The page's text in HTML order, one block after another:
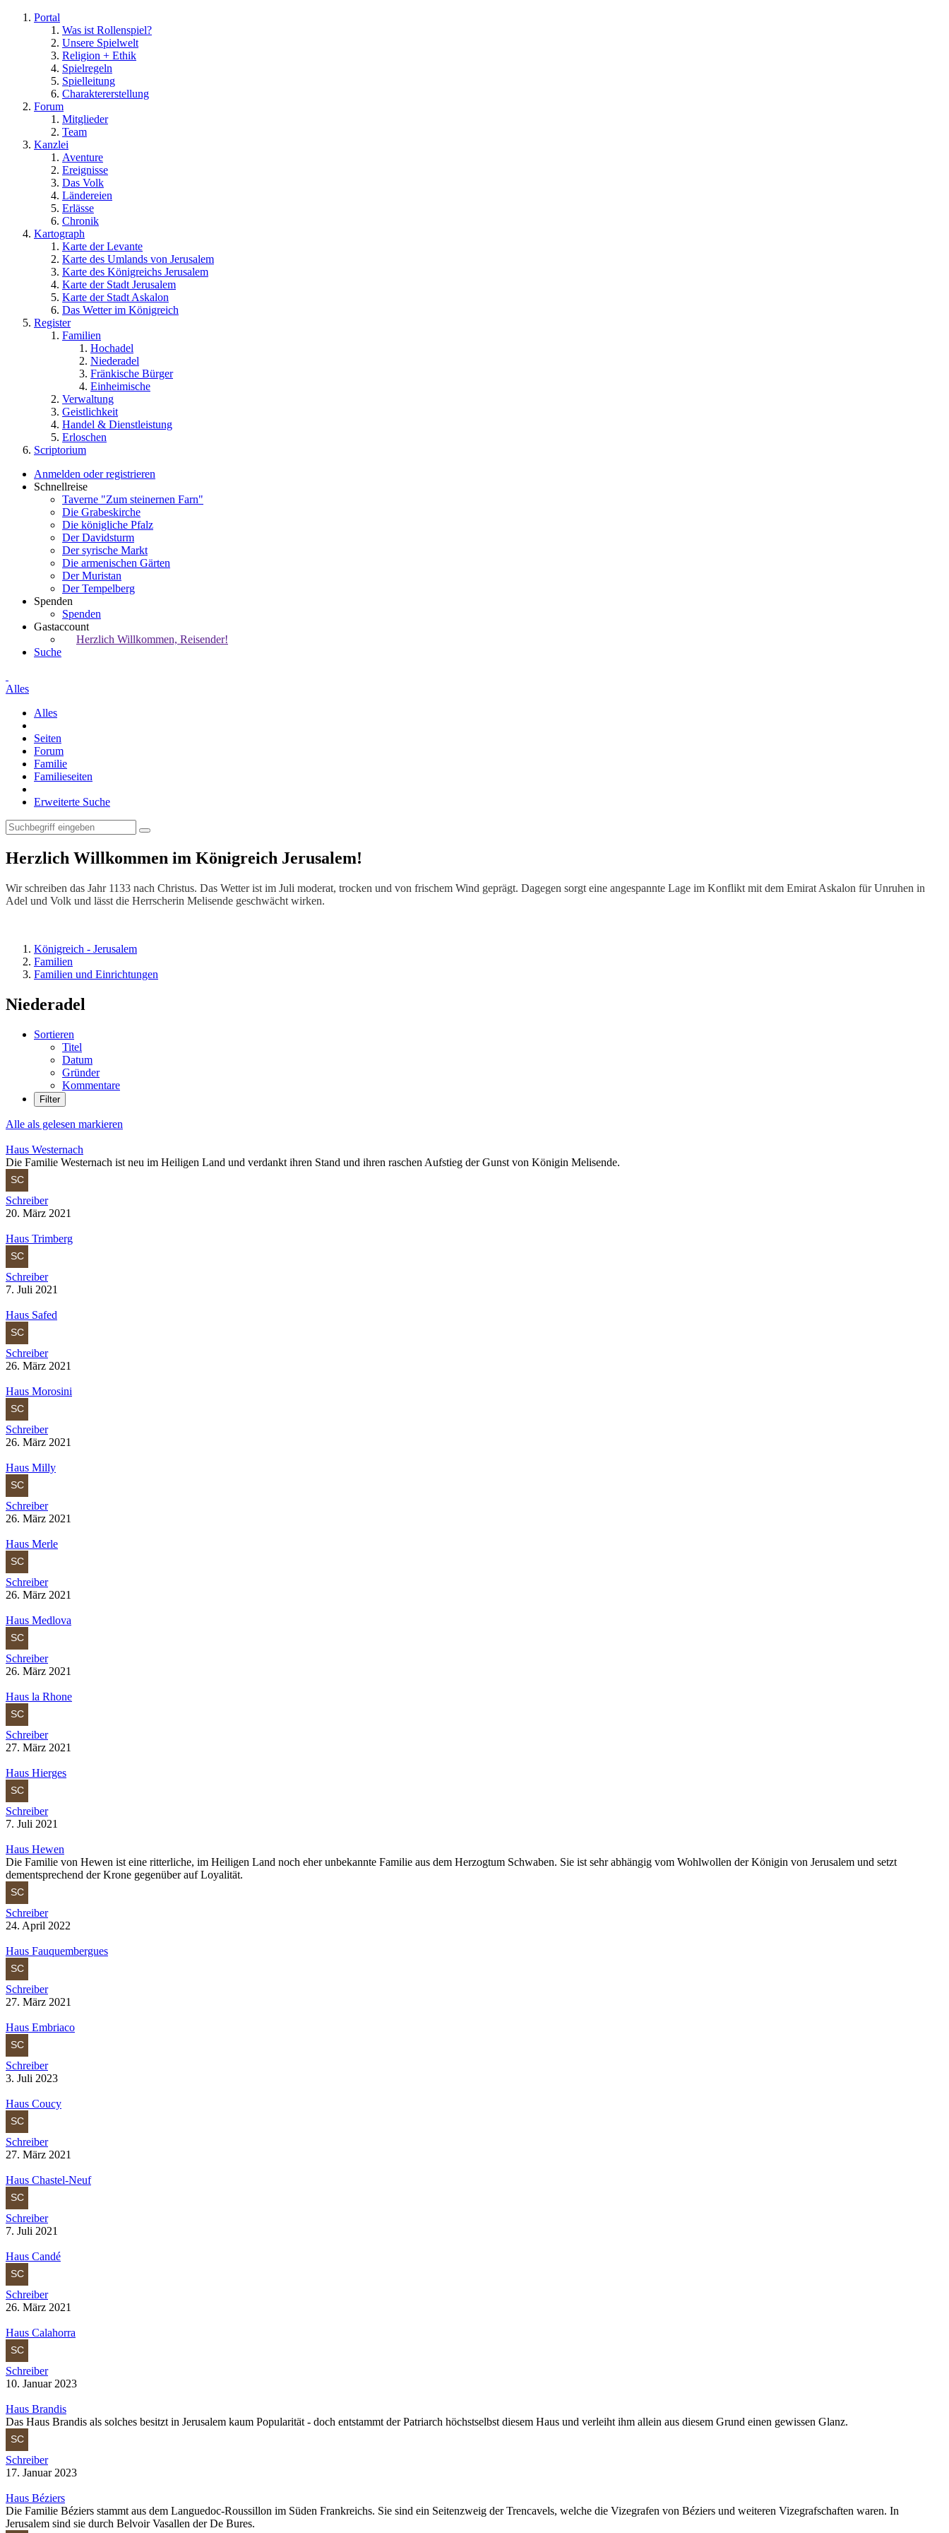
Portal
Was ist Rollenspiel?
Unsere Spielwelt
Religion + Ethik
Spielregeln
Spielleitung
Charaktererstellung
Forum
Mitglieder
Team
Kanzlei
Aventure
Ereignisse
Das Volk
Ländereien
Erlässe
Chronik
Kartograph
Karte der Levante
Karte des Umlands von Jerusalem
Karte des Königreichs Jerusalem
Karte der Stadt Jerusalem
Karte der Stadt Askalon
Das Wetter im Königreich
Register
Familien
Hochadel
Niederadel
Fränkische Bürger
Einheimische
Verwaltung
Geistlichkeit
Handel & Dienstleistung
Erloschen
Scriptorium
Anmelden oder registrieren
Schnellreise
Taverne "Zum steinernen Farn"
Die Grabeskirche
Die königliche Pfalz
Der Davidsturm
Der syrische Markt
Die armenischen Gärten
Der Muristan
Der Tempelberg
Spenden
Spenden
Gastaccount
Herzlich Willkommen, Reisender!
Suche
Alles
Alles
Seiten
Forum
Familie
Familieseiten
Erweiterte Suche
Herzlich Willkommen im Königreich Jerusalem!
Wir schreiben das Jahr 1133 nach Christus. Das Wetter ist im Juli moderat, trocken und von frischem Wind geprägt. Dagegen sorgt eine angespannte Lage im Konflikt mit dem Emirat Askalon für Unruhen in
Adel und Volk und lässt die Herrscherin Melisende geschwächt wirken.
Königreich - Jerusalem
Familien
Familien und Einrichtungen
Niederadel
Sortieren
Titel
Datum
Gründer
Kommentare
Filter
Alle als gelesen markieren
Haus Westernach
Die Familie Westernach ist neu im Heiligen Land und verdankt ihren Stand und ihren raschen Aufstieg der Gunst von Königin Melisende.
Schreiber
20. März 2021
Haus Trimberg
Schreiber
7. Juli 2021
Haus Safed
Schreiber
26. März 2021
Haus Morosini
Schreiber
26. März 2021
Haus Milly
Schreiber
26. März 2021
Haus Merle
Schreiber
26. März 2021
Haus Medlova
Schreiber
26. März 2021
Haus la Rhone
Schreiber
27. März 2021
Haus Hierges
Schreiber
7. Juli 2021
Haus Hewen
Die Familie von Hewen ist eine ritterliche, im Heiligen Land noch eher unbekannte Familie aus dem Herzogtum Schwaben. Sie ist sehr abhängig vom Wohlwollen der Königin von Jerusalem und setzt
dementsprechend der Krone gegenüber auf Loyalität.
Schreiber
24. April 2022
Haus Fauquembergues
Schreiber
27. März 2021
Haus Embriaco
Schreiber
3. Juli 2023
Haus Coucy
Schreiber
27. März 2021
Haus Chastel-Neuf
Schreiber
7. Juli 2021
Haus Candé
Schreiber
26. März 2021
Haus Calahorra
Schreiber
10. Januar 2023
Haus Brandis
Das Haus Brandis als solches besitzt in Jerusalem kaum Popularität - doch entstammt der Patriarch höchstselbst diesem Haus und verleiht ihm allein aus diesem Grund einen gewissen Glanz.
Schreiber
17. Januar 2023
Haus Béziers
Die Familie Béziers stammt aus dem Languedoc-Roussillon im Süden Frankreichs. Sie sind ein Seitenzweig der Trencavels, welche die Vizegrafen von Béziers und weiteren Vizegrafschaften waren. In
Jerusalem sind sie durch Belvoir Vasallen der De Bures.